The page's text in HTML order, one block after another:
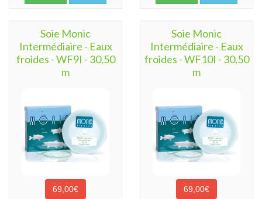
Soie Monic
Intermédiaire - Eaux
froides - WF9I - 30,50
m
69,00€
Soie Monic
Intermédiaire - Eaux
froides - WF10I - 30,50
m
69,00€